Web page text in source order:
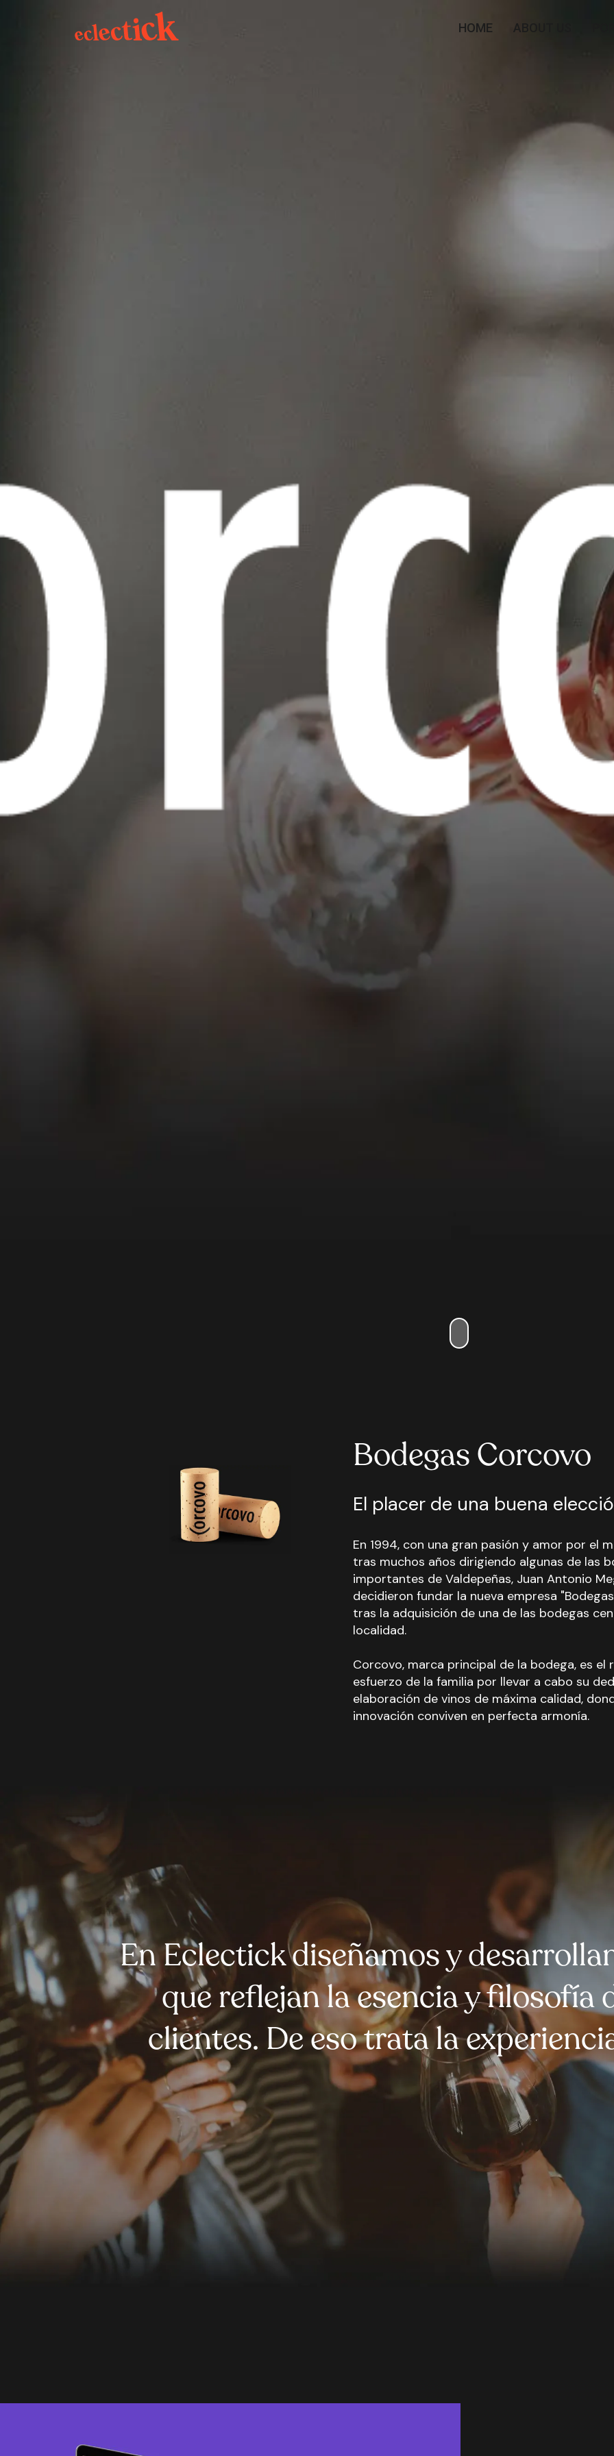
HOME ABOUT US
Bodegas Corcovo
El placer de una buena
En 1994, con una gran pasión y amor por el
tras muchos años dirigiendo algunas de las
importantes de Valdepeñas, Juan Antonio
decidieron fundar la nueva empresa
tras la adquisición de una de las bodegas
localidad.
Corcovo, marca principal de la bodega, es el
esfuerzo de la familia por llevar a cabo su
elaboración de vinos de máxima calidad,
innovación conviven en perfecta armonía.
En Eclectick diseñamos y
que reflejan la esencia y filosofía
clientes. De eso trata la